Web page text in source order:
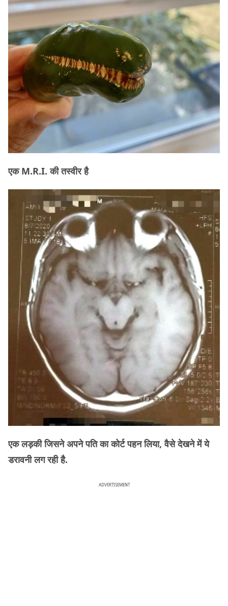
एक M.R.I. की तस्वीर है
एक लड़की जिसने अपने पति का कोर्ट पहन लिया, वैसे देखने में ये
डरावनी लग रही है.
ADVERTISEMENT